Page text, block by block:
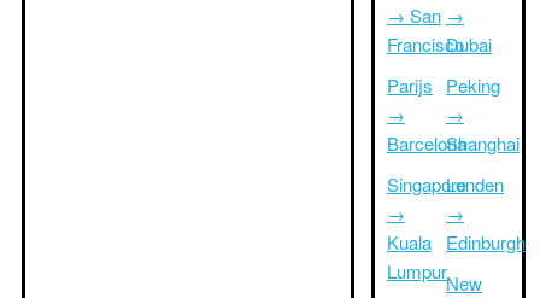
→ San
Francisco
Parijs
→
Barcelona
Singapore
→
Kuala
Lumpur
→
Dubai
Peking
→
Shanghai
Londen
→
Edinburgh
New